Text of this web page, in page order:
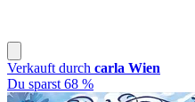
Verkauft durch carla Wien
Du sparst 68 %